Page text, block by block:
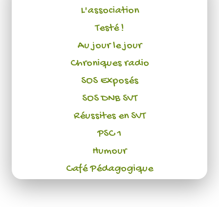
L'association
Testé !
Au jour le jour
Chroniques radio
SOS Exposés
SOS DNB SVT
Réussites en SVT
PSC 1
Humour
Café Pédagogique